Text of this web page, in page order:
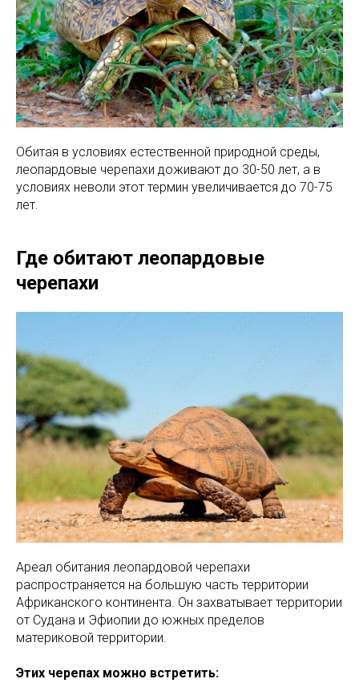
Обитая в условиях естественной природной среды,
леопардовые черепахи доживают до 30-50 лет, а в
условиях неволи этот термин увеличивается до 70-75
лет.
Где обитают леопардовые
черепахи
Ареал обитания леопардовой черепахи
распространяется на большую часть территории
Африканского континента. Он захватывает территории
от Судана и Эфиопии до южных пределов
материковой территории.
Этих черепах можно встретить: